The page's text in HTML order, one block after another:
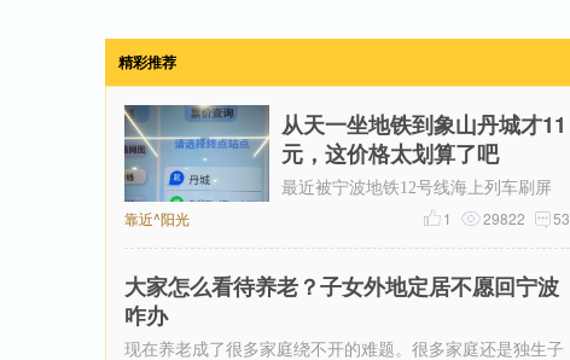
精彩推荐
从天一坐地铁到象山丹城才11
元，这价格太划算了吧
最近被宁波地铁12号线海上列车刷屏
了，然后又在网上刷到了地铁12号线的
票价，从天一广场坐到象山丹城是11晕
靠近^阳光 53
29822
1
大家怎么看待养老？子女外地定居不愿回宁波
咋办
现在养老成了很多家庭绕不开的难题。很多家庭还是独生子